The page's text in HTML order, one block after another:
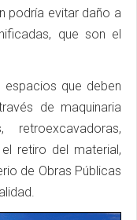
podría evitar daño a
que son el
que deben
de maquinaria
retroexcavadoras,
retiro del material,
de Obras Públicas